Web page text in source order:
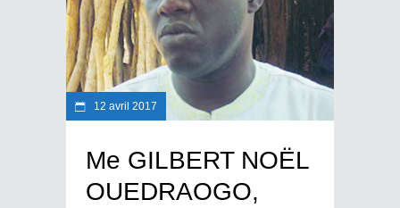
12 avril 2017
Me GILBERT NOËL
OUEDRAOGO,